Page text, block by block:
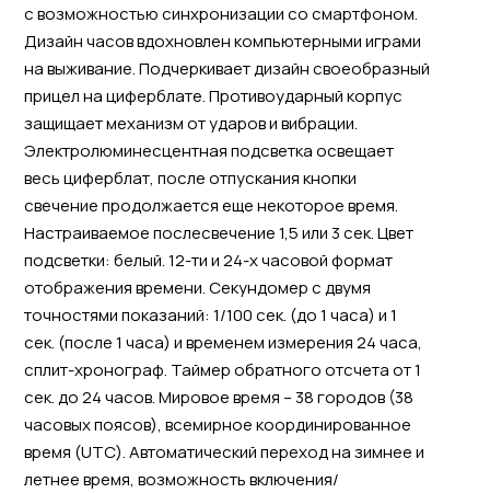
с возможностью синхронизации со смартфоном.
Дизайн часов вдохновлен компьютерными играми
на выживание. Подчеркивает дизайн своеобразный
прицел на циферблате. Противоударный корпус
защищает механизм от ударов и вибрации.
Электролюминесцентная подсветка освещает
весь циферблат, после отпускания кнопки
свечение продолжается еще некоторое время.
Настраиваемое послесвечение 1,5 или 3 сек. Цвет
подсветки: белый. 12-ти и 24-х часовой формат
отображения времени. Секундомер с двумя
точностями показаний: 1/100 сек. (до 1 часа) и 1
сек. (после 1 часа) и временем измерения 24 часа,
сплит-хронограф. Таймер обратного отсчета от 1
сек. до 24 часов. Мировое время – 38 городов (38
часовых поясов), всемирное координированное
время (UTC). Автоматический переход на зимнее и
летнее время, возможность включения/